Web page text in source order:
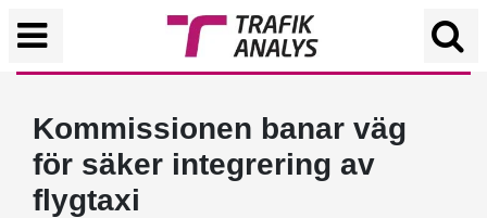
Kommissionen banar väg
för säker integrering av
flygtaxi